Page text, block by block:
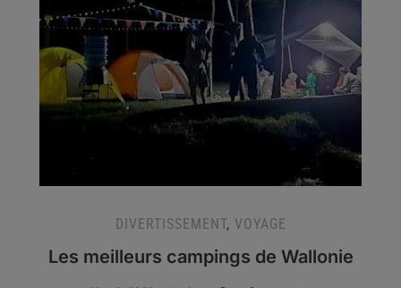
DIVERTISSEMENT, VOYAGE
Les meilleurs campings de Wallonie